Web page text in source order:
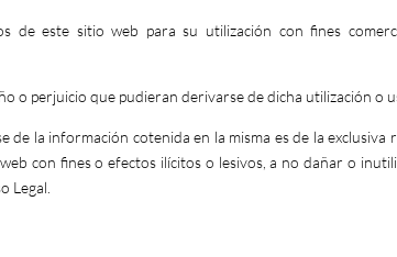
de este sitio web para su utilización con fines
o perjuicio que pudieran derivarse de dicha utilización o
de la información cotenida en la misma es de la
con fines o efectos ilícitos o lesivos, a no dañar o
Legal.